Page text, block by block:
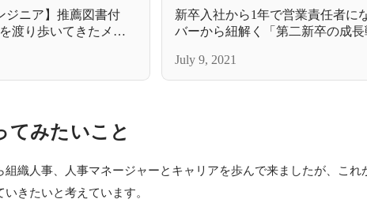
ジニア】推薦図書付
渡り歩いてきたメン
？
新卒入社から1年で営業責任者に
バーから紐解く「第二新卒の成
July 9, 2021
てみたいこと
組織人事、人事マネージャーとキャリアを歩んで来ましたが、これ
きたいと考えています。